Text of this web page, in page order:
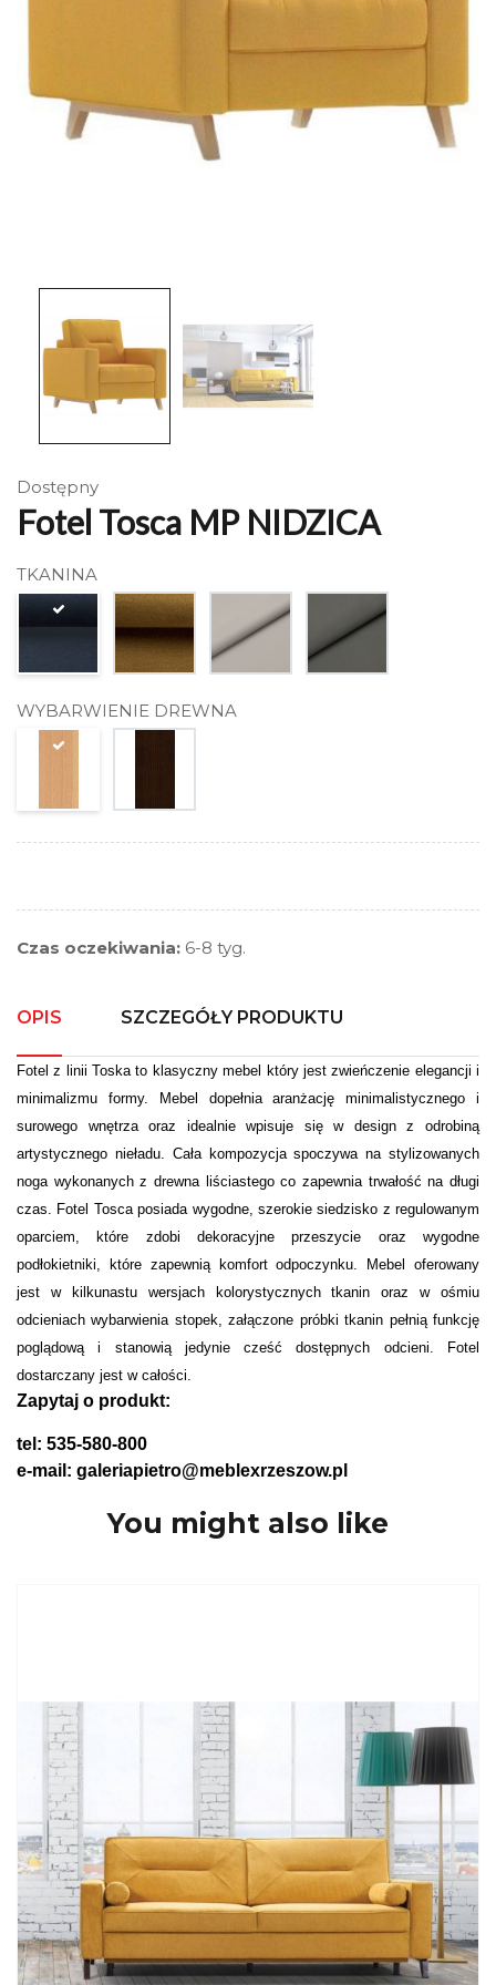
Dostępny
Fotel Tosca MP NIDZICA
TKANINA
WYBARWIENIE DREWNA
Czas oczekiwania: 6-8 tyg.
OPIS SZCZEGÓŁY PRODUKTU
Fotel z linii Toska to klasyczny mebel który jest zwieńczenie elegancji i
minimalizmu formy. Mebel dopełnia aranżację minimalistycznego i
surowego wnętrza oraz idealnie wpisuje się w design z odrobiną
artystycznego nieładu. Cała kompozycja spoczywa na stylizowanych
noga wykonanych z drewna liściastego co zapewnia trwałość na długi
czas. Fotel Tosca posiada wygodne, szerokie siedzisko z regulowanym
oparciem, które zdobi dekoracyjne przeszycie oraz wygodne
podłokietniki, które zapewnią komfort odpoczynku. Mebel oferowany
jest w kilkunastu wersjach kolorystycznych tkanin oraz w ośmiu
odcieniach wybarwienia stopek, załączone próbki tkanin pełnią funkcję
poglądową i stanowią jedynie cześć dostępnych odcieni. Fotel
dostarczany jest w całości.
Zapytaj o produkt:
tel: 535-580-800
e-mail: galeriapietro@meblexrzeszow.pl
You might also like